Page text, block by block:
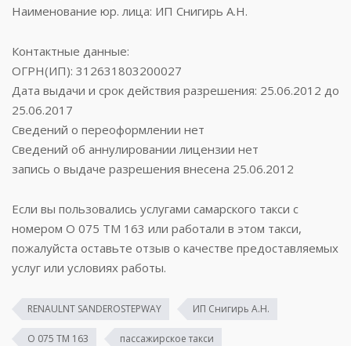
Наименование юр. лица: ИП Снигирь А.Н.
Контактные данные:
ОГРН(ИП): 312631803200027
Дата выдачи и срок действия разрешения: 25.06.2012 до
25.06.2017
Сведений о переоформлении нет
Сведений об аннулировании лицензии нет
запись о выдаче разрешения внесена 25.06.2012
Если вы пользовались услугами самарского такси с
номером О 075 ТМ 163 или работали в этом такси,
пожалуйста оставьте отзыв о качестве предоставляемых
услуг или условиях работы.
RENAULNT SANDEROSTEPWAY ИП Снигирь А.Н.
О 075 ТМ 163 пассажирское такси